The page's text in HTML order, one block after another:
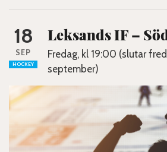
18
SEP
HOCKEY
Leksands IF –
Fredag, kl 19:00 (slutar
september)